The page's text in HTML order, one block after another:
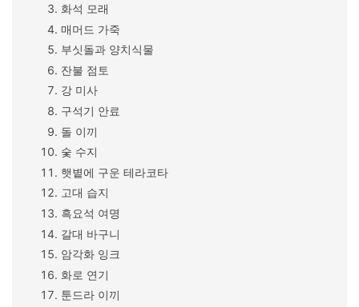
화석 모래
매머드 가죽
부싯돌과 양치식물
잔불 점토
강 미사
구석기 안료
돌 이끼
숯 수지
햇볕에 구운 테라코타
고대 습지
흑요석 여명
갈대 바구니
암각화 잉크
화로 연기
툰드라 이끼